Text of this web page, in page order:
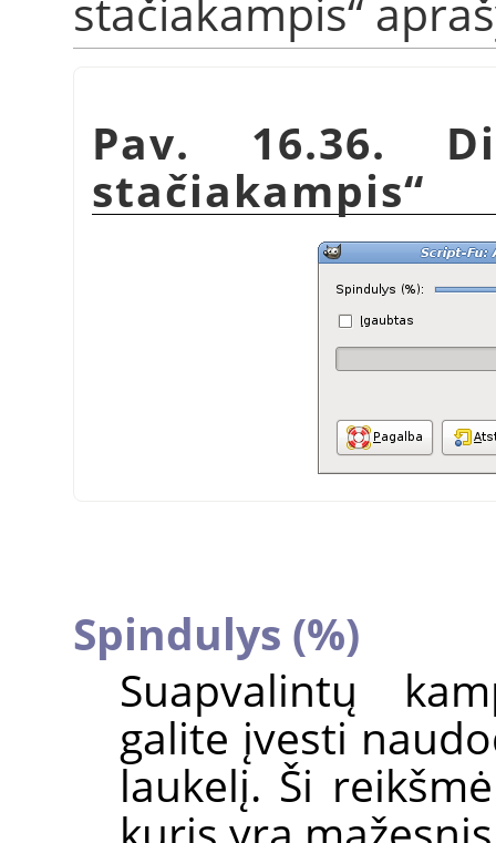
stačiakampis“
Pav. 16.36.
stačiakampis“
Spindulys (%)
Suapvalintų
galite įvesti
laukelį. Ši